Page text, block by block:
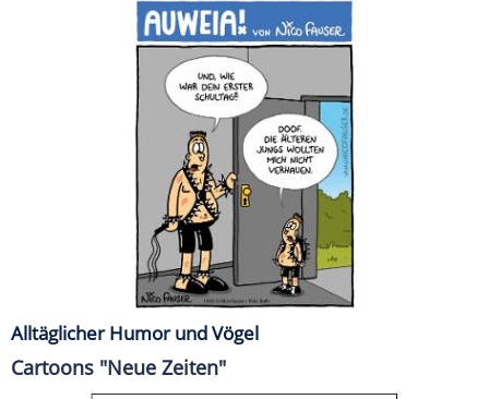
Alltäglicher Humor und Vögel
Cartoons "Neue Zeiten"